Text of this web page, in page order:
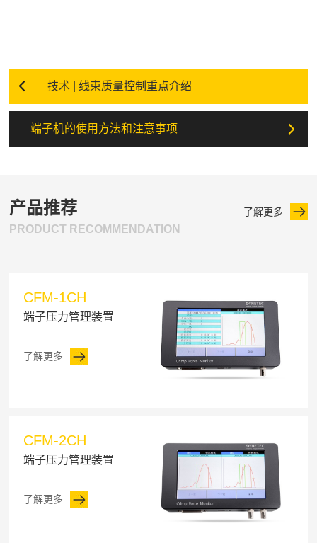
技术 | 线束质量控制重点介绍
端子机的使用方法和注意事项
产品推荐
PRODUCT RECOMMENDATION
了解更多
CFM-1CH
端子压力管理装置
了解更多
CFM-2CH
端子压力管理装置
了解更多